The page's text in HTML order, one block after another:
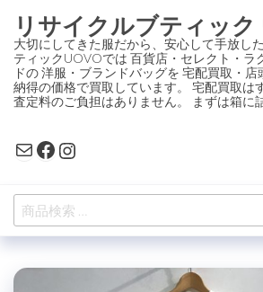
ン
テ
ン
ツ
プ
リサイクルブティック
大切にしてきた服だから、安心して手放し
ティックUOVOでは 百貨店・セレクト・ラ
ドの 洋服・ブランドバッグを 宅配買取・店
納得の価格で買取しています。 宅配買取は
査定料のご負担はありません。 まずは箱に
MailFacebook
Instagram
検
索
象: